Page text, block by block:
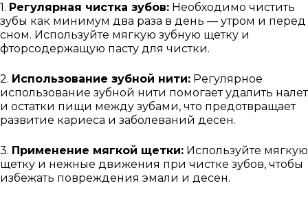
1. Регулярная чистка зубов: Необходимо чистить
зубы как минимум два раза в день — утром и перед
сном. Используйте мягкую зубную щетку и
фторсодержащую пасту для чистки.
2. Использование зубной нити: Регулярное
использование зубной нити помогает удалить налет
и остатки пищи между зубами, что предотвращает
развитие кариеса и заболеваний десен.
3. Применение мягкой щетки: Используйте мягкую
щетку и нежные движения при чистке зубов, чтобы
избежать повреждения эмали и десен.